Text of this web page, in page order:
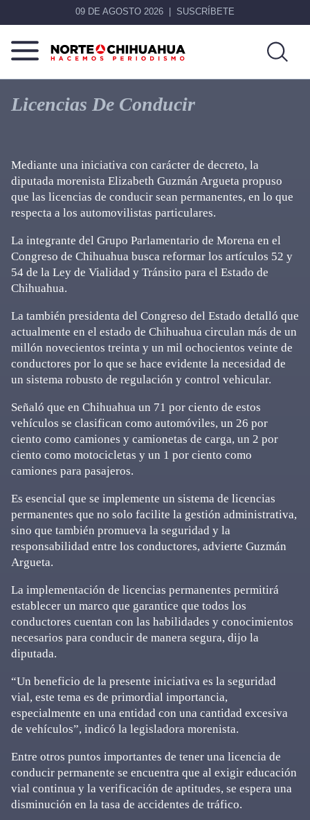
09 DE AGOSTO 2026 SUSCRÍBETE
Norte
Chihuahua
Más
que
noticias,
Licencias De Conducir
Mediante una iniciativa con carácter de decreto, la
diputada morenista Elizabeth Guzmán Argueta propuso
que las licencias de conducir sean permanentes, en lo que
respecta a los automovilistas particulares.
La integrante del Grupo Parlamentario de Morena en el
Congreso de Chihuahua busca reformar los artículos 52 y
54 de la Ley de Vialidad y Tránsito para el Estado de
Chihuahua.
La también presidenta del Congreso del Estado detalló que
actualmente en el estado de Chihuahua circulan más de un
millón novecientos treinta y un mil ochocientos veinte de
conductores por lo que se hace evidente la necesidad de
un sistema robusto de regulación y control vehicular.
Señaló que en Chihuahua un 71 por ciento de estos
vehículos se clasifican como automóviles, un 26 por
ciento como camiones y camionetas de carga, un 2 por
ciento como motocicletas y un 1 por ciento como
camiones para pasajeros.
Es esencial que se implemente un sistema de licencias
permanentes que no solo facilite la gestión administrativa,
sino que también promueva la seguridad y la
responsabilidad entre los conductores, advierte Guzmán
Argueta.
La implementación de licencias permanentes permitirá
establecer un marco que garantice que todos los
conductores cuentan con las habilidades y conocimientos
necesarios para conducir de manera segura, dijo la
diputada.
“Un beneficio de la presente iniciativa es la seguridad
vial, este tema es de primordial importancia,
especialmente en una entidad con una cantidad excesiva
de vehículos”, indicó la legisladora morenista.
Entre otros puntos importantes de tener una licencia de
conducir permanente se encuentra que al exigir educación
vial continua y la verificación de aptitudes, se espera una
disminución en la tasa de accidentes de tráfico.